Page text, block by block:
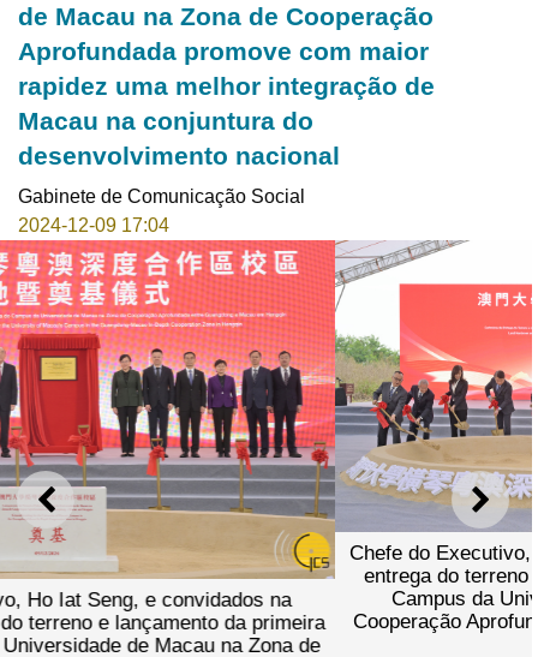
de Macau na Zona de Cooperação
Aprofundada promove com maior
rapidez uma melhor integração de
Macau na conjuntura do
desenvolvimento nacional
Gabinete de Comunicação Social
2024-12-09 17:04
ANTERIOR
Chefe do Executivo, Ho Iat Seng, preside à cerimónia de
entrega do terreno e lançamento da primeira pedra do
Campus da Universidade de Macau na Zona de
Cooperação Aprofundada entre Guangdong e Macau em
Hengqin.